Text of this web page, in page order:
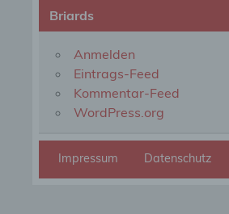
Briards
Anmelden
Eintrags-Feed
Kommentar-Feed
WordPress.org
Impressum Datenschutz